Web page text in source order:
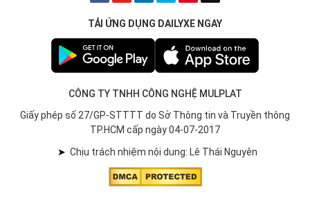
TẢI ỨNG DỤNG DAILYXE NGAY
CÔNG TY TNHH CÔNG NGHỆ MULPLAT
Giấy phép số 27/GP-STTTT do Sở Thông tin và Truyền thông
TP.HCM cấp ngày 04-07-2017
➤ Chịu trách nhiệm nội dung: Lê Thái Nguyên